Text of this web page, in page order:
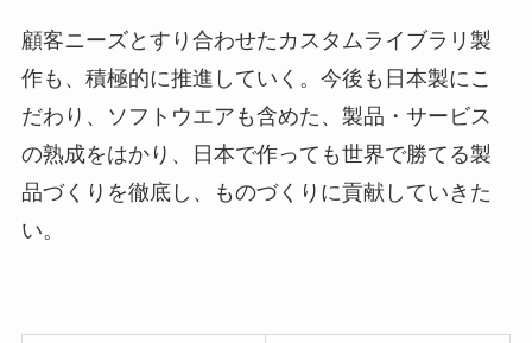
顧客ニーズとすり合わせたカスタムライブラリ製
作も、積極的に推進していく。今後も日本製にこ
だわり、ソフトウエアも含めた、製品・サービス
の熟成をはかり、日本で作っても世界で勝てる製
品づくりを徹底し、ものづくりに貢献していきた
い。